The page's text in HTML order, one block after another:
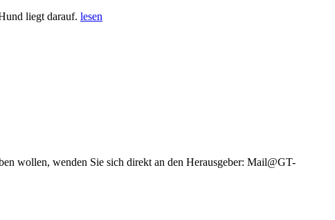
liegt darauf. lesen
wollen, wenden Sie sich direkt an den Herausgeber: Mail@GT-